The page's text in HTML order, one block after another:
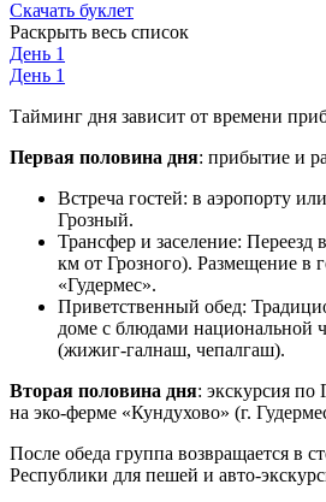
Скачать буклет
Раскрыть весь список
День 1
День 1
Тайминг дня зависит от времени
Первая половина дня: прибытие и
Встреча гостей: в аэропорту
Грозный.
Трансфер и заселение: Переезд
км от Грозного). Размещение в
«Гудермес».
Приветственный обед:
доме с блюдами национальной
(жижиг-галнаш, чепалгаш).
Вторая половина дня: экскурсия по
на эко-ферме «Кундухово» (г.
После обеда группа возвращается в
Республики для пешей и авто-